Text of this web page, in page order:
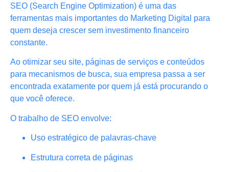
SEO (Search Engine Optimization) é uma das
ferramentas mais importantes do Marketing Digital para
quem deseja crescer sem investimento financeiro
constante.
Ao otimizar seu site, páginas de serviços e conteúdos
para mecanismos de busca, sua empresa passa a ser
encontrada exatamente por quem já está procurando o
que você oferece.
O trabalho de SEO envolve:
Uso estratégico de palavras-chave
Estrutura correta de páginas